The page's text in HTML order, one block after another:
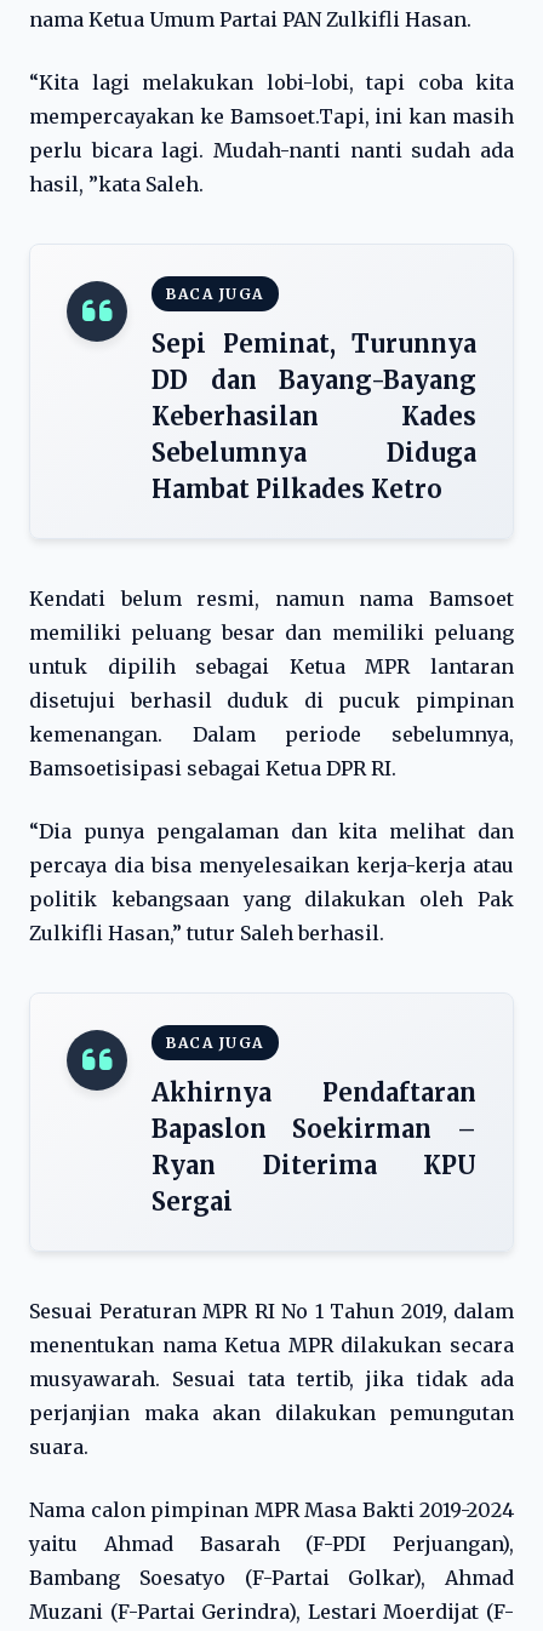
nama Ketua Umum Partai PAN Zulkifli Hasan.
“Kita lagi melakukan lobi-lobi, tapi coba kita
mempercayakan ke Bamsoet.Tapi, ini kan masih
perlu bicara lagi. Mudah-nanti nanti sudah ada
hasil, ”kata Saleh.
BACA JUGA
Sepi Peminat, Turunnya
DD dan Bayang-Bayang
Keberhasilan Kades
Sebelumnya Diduga
Hambat Pilkades Ketro
Kendati belum resmi, namun nama Bamsoet
memiliki peluang besar dan memiliki peluang
untuk dipilih sebagai Ketua MPR lantaran
disetujui berhasil duduk di pucuk pimpinan
kemenangan. Dalam periode sebelumnya,
Bamsoetisipasi sebagai Ketua DPR RI.
“Dia punya pengalaman dan kita melihat dan
percaya dia bisa menyelesaikan kerja-kerja atau
politik kebangsaan yang dilakukan oleh Pak
Zulkifli Hasan,” tutur Saleh berhasil.
BACA JUGA
Akhirnya Pendaftaran
Bapaslon Soekirman –
Ryan Diterima KPU
Sergai
Sesuai Peraturan MPR RI No 1 Tahun 2019, dalam
menentukan nama Ketua MPR dilakukan secara
musyawarah. Sesuai tata tertib, jika tidak ada
perjanjian maka akan dilakukan pemungutan
suara.
Nama calon pimpinan MPR Masa Bakti 2019-2024
yaitu Ahmad Basarah (F-PDI Perjuangan),
Bambang Soesatyo (F-Partai Golkar), Ahmad
Muzani (F-Partai Gerindra), Lestari Moerdijat (F-